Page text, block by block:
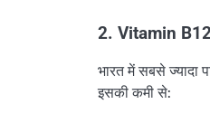
2. Vitamin
भारत में सबसे ज्यादा
इसकी कमी से: